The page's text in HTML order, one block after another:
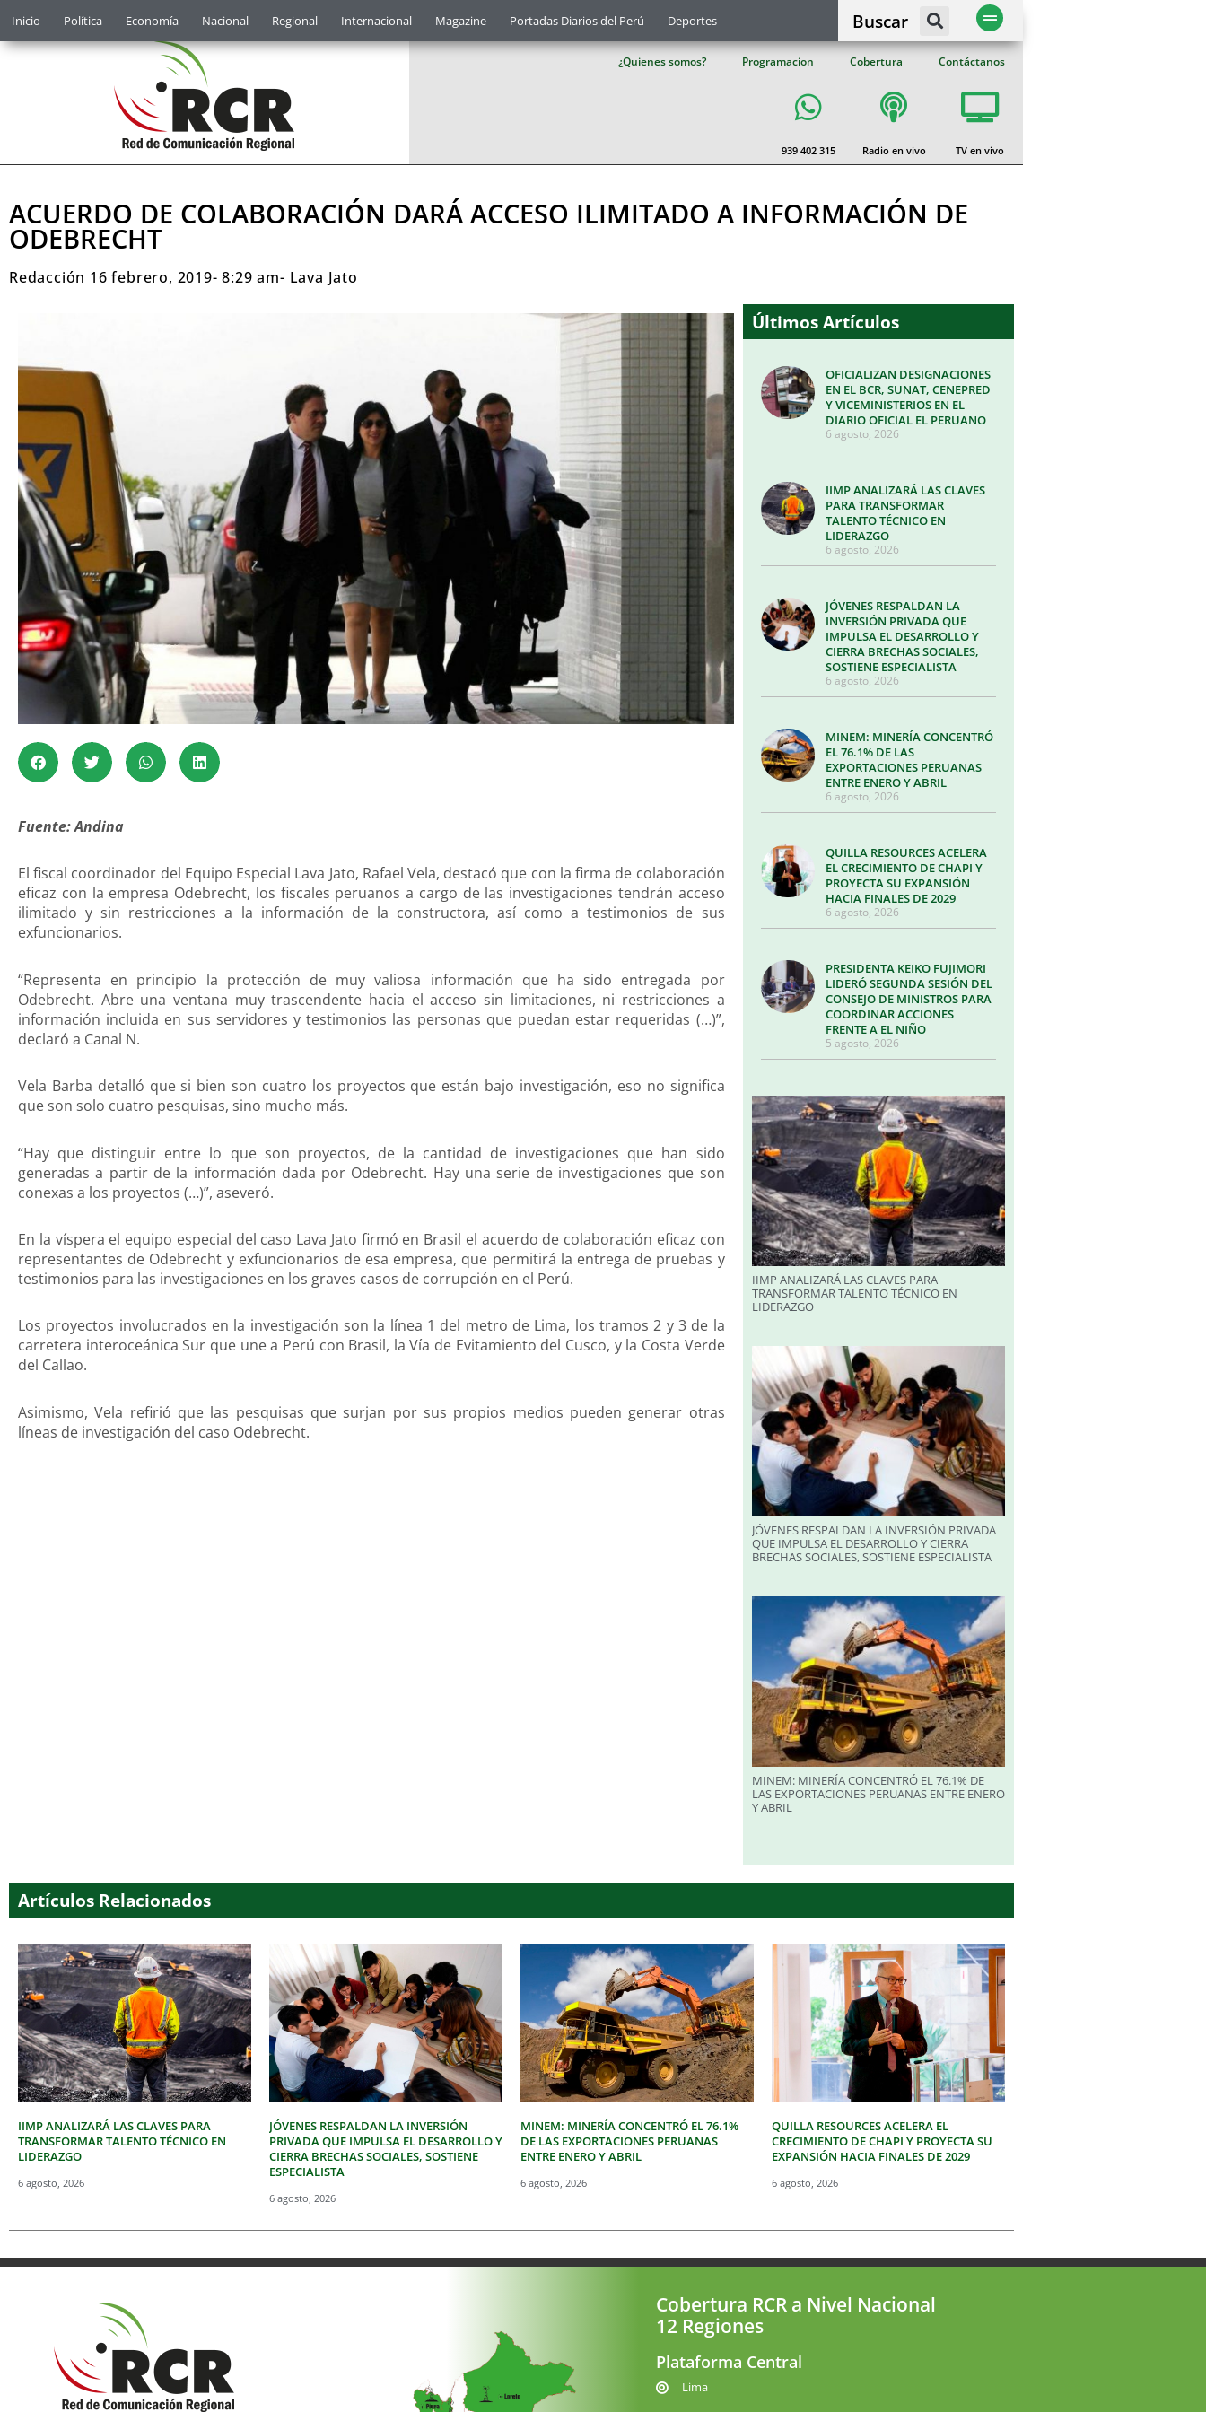
Inicio Política Economía Nacional Regional Internacional Magazine Portadas Diarios del Perú Deportes Buscar
¿Quienes somos? Programacion Cobertura Contáctanos
939 402 315 Radio en vivo TV en vivo
ACUERDO DE COLABORACIÓN DARÁ ACCESO ILIMITADO A INFORMACIÓN DE
ODEBRECHT
Redacción 16 febrero, 2019- 8:29 am- Lava Jato
Fuente: Andina
El fiscal coordinador del Equipo Especial Lava Jato, Rafael Vela, destacó que con la firma de colaboración
eficaz con la empresa Odebrecht, los fiscales peruanos a cargo de las investigaciones tendrán acceso
ilimitado y sin restricciones a la información de la constructora, así como a testimonios de sus
exfuncionarios.
“Representa en principio la protección de muy valiosa información que ha sido entregada por
Odebrecht. Abre una ventana muy trascendente hacia el acceso sin limitaciones, ni restricciones a
información incluida en sus servidores y testimonios las personas que puedan estar requeridas (…)”,
declaró a Canal N.
Vela Barba detalló que si bien son cuatro los proyectos que están bajo investigación, eso no significa
que son solo cuatro pesquisas, sino mucho más.
“Hay que distinguir entre lo que son proyectos, de la cantidad de investigaciones que han sido
generadas a partir de la información dada por Odebrecht. Hay una serie de investigaciones que son
conexas a los proyectos (…)”, aseveró.
En la víspera el equipo especial del caso Lava Jato firmó en Brasil el acuerdo de colaboración eficaz con
representantes de Odebrecht y exfuncionarios de esa empresa, que permitirá la entrega de pruebas y
testimonios para las investigaciones en los graves casos de corrupción en el Perú.
Los proyectos involucrados en la investigación son la línea 1 del metro de Lima, los tramos 2 y 3 de la
carretera interoceánica Sur que une a Perú con Brasil, la Vía de Evitamiento del Cusco, y la Costa Verde
del Callao.
Asimismo, Vela refirió que las pesquisas que surjan por sus propios medios pueden generar otras
líneas de investigación del caso Odebrecht.
Últimos Artículos
OFICIALIZAN DESIGNACIONES
EN EL BCR, SUNAT, CENEPRED
Y VICEMINISTERIOS EN EL
DIARIO OFICIAL EL PERUANO
6 agosto, 2026
IIMP ANALIZARÁ LAS CLAVES
PARA TRANSFORMAR
TALENTO TÉCNICO EN
LIDERAZGO
6 agosto, 2026
JÓVENES RESPALDAN LA
INVERSIÓN PRIVADA QUE
IMPULSA EL DESARROLLO Y
CIERRA BRECHAS SOCIALES,
SOSTIENE ESPECIALISTA
6 agosto, 2026
MINEM: MINERÍA CONCENTRÓ
EL 76.1% DE LAS
EXPORTACIONES PERUANAS
ENTRE ENERO Y ABRIL
6 agosto, 2026
QUILLA RESOURCES ACELERA
EL CRECIMIENTO DE CHAPI Y
PROYECTA SU EXPANSIÓN
HACIA FINALES DE 2029
6 agosto, 2026
PRESIDENTA KEIKO FUJIMORI
LIDERÓ SEGUNDA SESIÓN DEL
CONSEJO DE MINISTROS PARA
COORDINAR ACCIONES
FRENTE A EL NIÑO
5 agosto, 2026
IIMP ANALIZARÁ LAS CLAVES PARA
TRANSFORMAR TALENTO TÉCNICO EN
LIDERAZGO
JÓVENES RESPALDAN LA INVERSIÓN PRIVADA
QUE IMPULSA EL DESARROLLO Y CIERRA
BRECHAS SOCIALES, SOSTIENE ESPECIALISTA
MINEM: MINERÍA CONCENTRÓ EL 76.1% DE
LAS EXPORTACIONES PERUANAS ENTRE ENERO
Y ABRIL
Artículos Relacionados
IIMP ANALIZARÁ LAS CLAVES PARA
TRANSFORMAR TALENTO TÉCNICO EN
LIDERAZGO
6 agosto, 2026
JÓVENES RESPALDAN LA INVERSIÓN
PRIVADA QUE IMPULSA EL DESARROLLO Y
CIERRA BRECHAS SOCIALES, SOSTIENE
ESPECIALISTA
6 agosto, 2026
MINEM: MINERÍA CONCENTRÓ EL 76.1%
DE LAS EXPORTACIONES PERUANAS
ENTRE ENERO Y ABRIL
6 agosto, 2026
QUILLA RESOURCES ACELERA EL
CRECIMIENTO DE CHAPI Y PROYECTA SU
EXPANSIÓN HACIA FINALES DE 2029
6 agosto, 2026
Cobertura RCR a Nivel Nacional
12 Regiones
Plataforma Central
Lima